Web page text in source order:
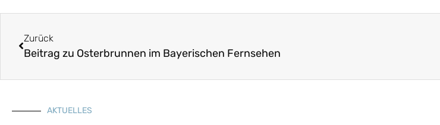
Zurück
Beitrag zu Osterbrunnen im Bayerischen Fernsehen
AKTUELLES